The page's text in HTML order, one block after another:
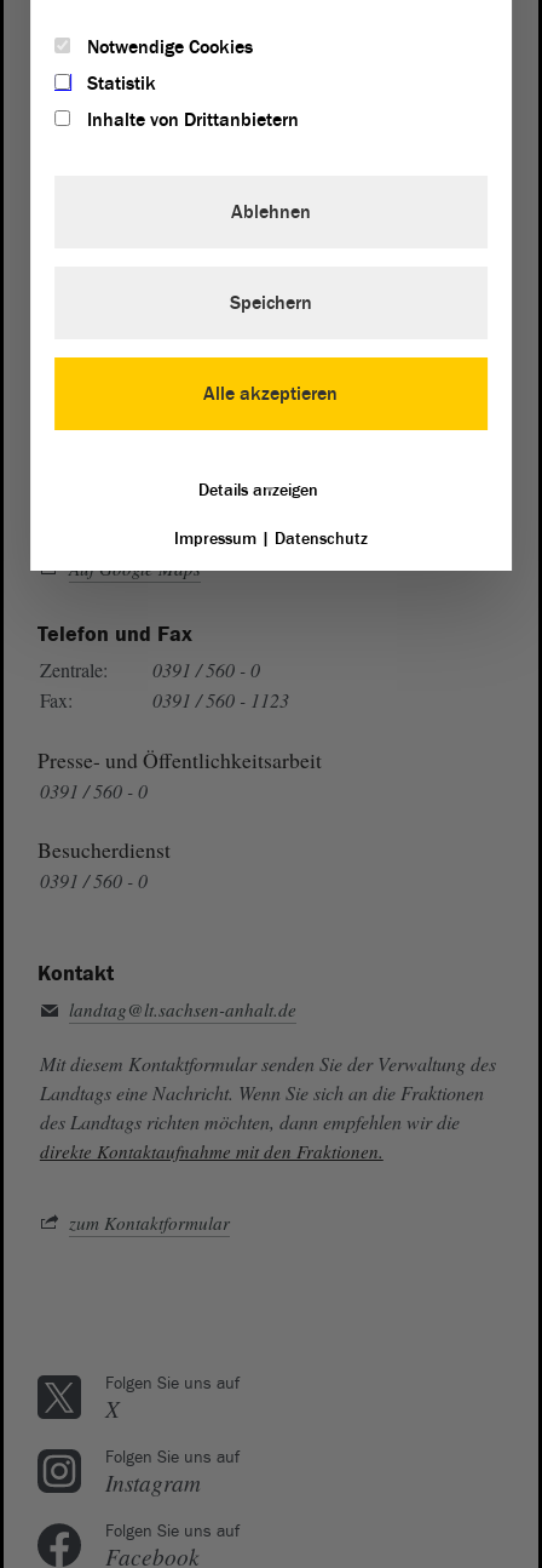
von Sachsen-Anhalt
Domplatz 6–9
Wegbeschreibung
Auf Google Maps
Telefon und Fax
Zentrale:
0391 / 560 - 0
Fax:
0391 / 560 - 1123
Presse- und Öffentlichkeitsarbeit
0391 / 560 - 0
Besucherdienst
0391 / 560 - 0
Kontakt
landtag@lt.sachsen-anhalt.de
Mit diesem Kontaktformular senden Sie der Verwaltung des
Landtags eine Nachricht. Wenn Sie sich an die Fraktionen
des Landtags richten möchten, dann empfehlen wir die
direkte Kontaktaufnahme mit den Fraktionen.
zum Kontaktformular
Folgen Sie uns auf
X
Folgen Sie uns auf
Instagram
Folgen Sie uns auf
Facebook
Notwendige Cookies
Statistik
Inhalte von Drittanbietern
Alle akzeptieren
Ablehnen
Speichern
Details anzeigen
Impressum| Datenschutz